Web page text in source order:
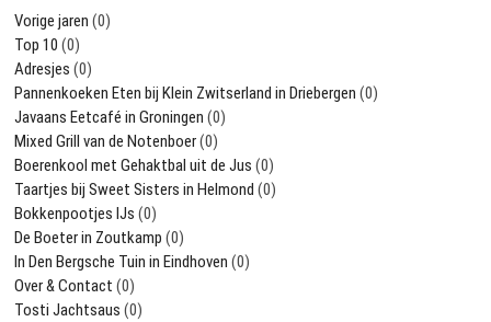
Vorige jaren (0)
Top 10 (0)
Adresjes (0)
Pannenkoeken Eten bij Klein Zwitserland in Driebergen (0)
Javaans Eetcafé in Groningen (0)
Mixed Grill van de Notenboer(0)
Boerenkool met Gehaktbal uit de Jus (0)
Taartjes bij Sweet Sisters in Helmond (0)
Bokkenpootjes IJs (0)
De Boeter in Zoutkamp (0)
In Den Bergsche Tuin in Eindhoven (0)
Over & Contact (0)
Tosti Jachtsaus (0)